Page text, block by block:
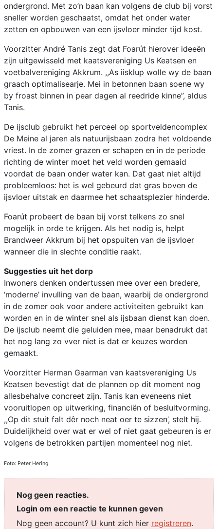
ondergrond. Met zo’n baan kan volgens de club bij vorst
sneller worden geschaatst, omdat het onder water
zetten en opbouwen van een ijsvloer minder tijd kost.
Voorzitter André Tanis zegt dat Foarút hierover ideeën
zijn uitgewisseld met kaatsvereniging Us Keatsen en
voetbalvereniging Akkrum. ,,As iisklup wolle wy de baan
graach optimalisearje. Mei in betonnen baan soene wy
by froast binnen in pear dagen al reedride kinne’’, aldus
Tanis.
De ijsclub gebruikt het perceel op sportveldencomplex
De Meine al jaren als natuurijsbaan zodra het voldoende
vriest. In de zomer grazen er schapen en in de periode
richting de winter moet het veld worden gemaaid
voordat de baan onder water kan. Dat gaat niet altijd
probleemloos: het is wel gebeurd dat gras boven de
ijsvloer uitstak en daarmee het schaatsplezier hinderde.
Foarút probeert de baan bij vorst telkens zo snel
mogelijk in orde te krijgen. Als het nodig is, helpt
Brandweer Akkrum bij het opspuiten van de ijsvloer
wanneer die in slechte conditie raakt.
Suggesties uit het dorp
Inwoners denken ondertussen mee over een bredere,
‘moderne’ invulling van de baan, waarbij de ondergrond
in de zomer ook voor andere activiteiten gebruikt kan
worden en in de winter snel als ijsbaan dienst kan doen.
De ijsclub neemt die geluiden mee, maar benadrukt dat
het nog lang zo vver niet is dat er keuzes worden
gemaakt.
Voorzitter Herman Gaarman van kaatsvereniging Us
Keatsen bevestigt dat de plannen op dit moment nog
allesbehalve concreet zijn. Tanis kan eveneens niet
vooruitlopen op uitwerking, financiën of besluitvorming.
,,Op dit stuit falt dêr noch neat oer te sizzen’, stelt hij.
Duidelijkheid over wat er wel of niet gaat gebeuren is er
volgens de betrokken partijen momenteel nog niet.
Foto: Peter Hering
Nog geen reacties.
Login om een reactie te kunnen geven
Nog geen account? U kunt zich hier registreren.